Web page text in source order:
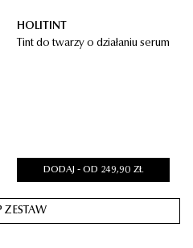
HOLITINT
Tint do twarzy o działaniu serum
DODAJ - OD 249,90 ZŁ
ZESTAW